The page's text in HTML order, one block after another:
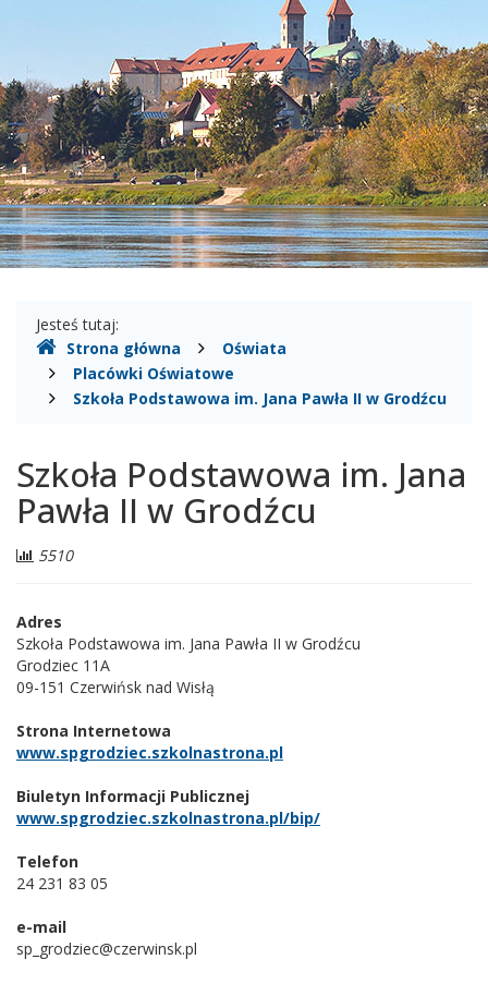
Czerwińsk
nad
Wisłą
Gdzie
jesteśmy
Jesteś tutaj:
Strona główna
Oświata
Placówki Oświatowe
Szkoła Podstawowa im. Jana Pawła II w Grodźcu
Szkoła Podstawowa im. Jana
Pawła II w Grodźcu
Liczba
5510
Adres
Szkoła Podstawowa im. Jana Pawła II w Grodźcu
Grodziec 11A
09-151 Czerwińsk nad Wisłą
Strona Internetowa
www.spgrodziec.szkolnastrona.pl
Biuletyn Informacji Publicznej
www.spgrodziec.szkolnastrona.pl/bip/
Telefon
24 231 83 05
e-mail
sp_grodziec@czerwinsk.pl